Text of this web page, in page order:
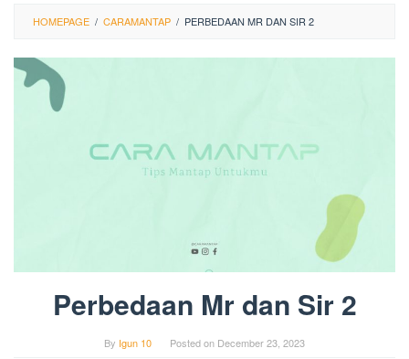
HOMEPAGE / CARAMANTAP / PERBEDAAN MR DAN SIR 2
Perbedaan Mr dan Sir 2
By Igun 10 Posted on December 23, 2023